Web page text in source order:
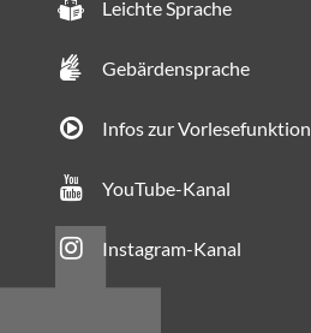
Leichte Sprache
Gebärdensprache
Infos zur Vorlesefunktion
YouTube-Kanal
Instagram-Kanal